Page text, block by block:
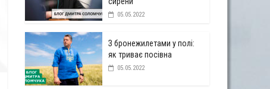
05.05.2022
З бронежилетами у полі:
як триває посівна
05.05.2022